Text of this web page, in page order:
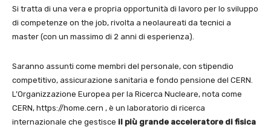
Si tratta di una vera e propria opportunità di lavoro per lo sviluppo
di competenze on the job, rivolta a neolaureati da tecnici a
master (con un massimo di 2 anni di esperienza).
Saranno assunti come membri del personale, con stipendio
competitivo, assicurazione sanitaria e fondo pensione del CERN.
L’Organizzazione Europea per la Ricerca Nucleare, nota come
CERN, https://home.cern , è un laboratorio di ricerca
internazionale che gestisce il più grande acceleratore di fisica